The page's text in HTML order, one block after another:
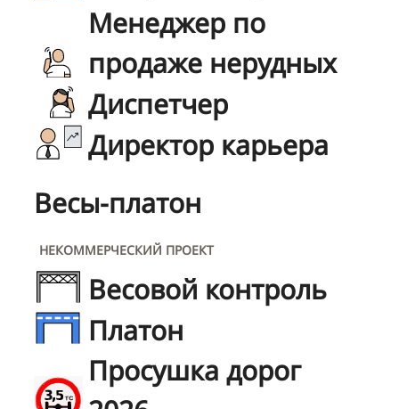
Менеджер по
продаже нерудных
Диспетчер
Директор карьера
Весы-платон
НЕКОММЕРЧЕСКИЙ ПРОЕКТ
Весовой контроль
Платон
Просушка дорог